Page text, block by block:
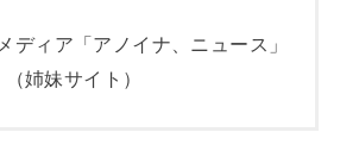
ディア「アノイナ、ニュース」
（姉妹サイト）